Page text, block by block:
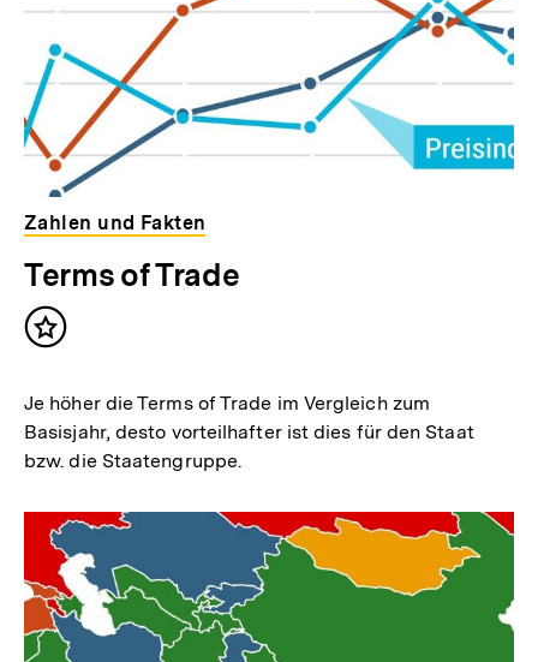
Zahlen und Fakten
Terms of Trade
Inhalt
Je höher die Terms of Trade im Vergleich zum
Basisjahr, desto vorteilhafter ist dies für den Staat
bzw. die Staatengruppe.